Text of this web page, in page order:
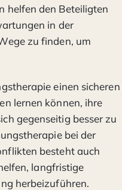
helfen den Beteiligten
in der
zu finden, um
einen sicheren
lernen können, ihre
gegenseitig besser zu
bei der
besteht auch
langfristige
herbeizuführen.